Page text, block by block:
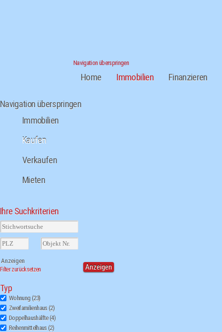
Navigation überspringen
Home Immobilien Finanzieren
Navigation überspringen
Immobilien
Kaufen
Verkaufen
Mieten
Ihre Suchkriterien
Filter zurücksetzen
Typ
Wohnung (23)
Zweifamilienhaus (2)
Doppelhaushälfte (4)
Reihenmittelhaus (2)